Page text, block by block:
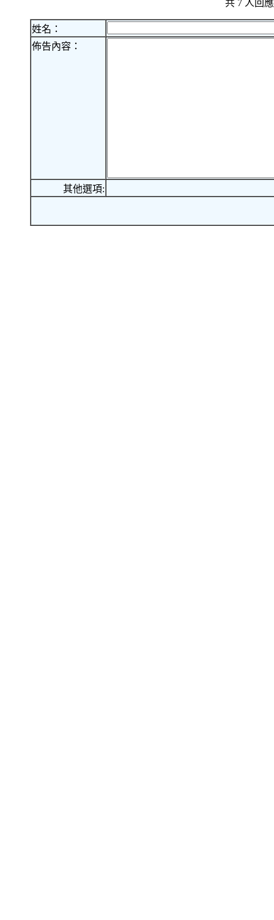
共 7 人回
姓名：
佈告內容：
其他選項: